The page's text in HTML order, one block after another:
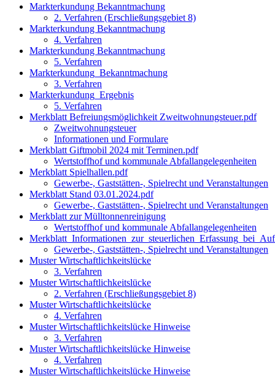
Markterkundung Bekanntmachung
2. Verfahren (Erschließungsgebiet 8)
Markterkundung Bekanntmachung
4. Verfahren
Markterkundung Bekanntmachung
5. Verfahren
Markterkundung_Bekanntmachung
3. Verfahren
Markterkundung_Ergebnis
5. Verfahren
Merkblatt Befreiungsmöglichkeit Zweitwohnungsteuer.pdf
Zweitwohnungsteuer
Informationen und Formulare
Merkblatt Giftmobil 2024 mit Terminen.pdf
Wertstoffhof und kommunale Abfallangelegenheiten
Merkblatt Spielhallen.pdf
Gewerbe-, Gaststätten-, Spielrecht und Veranstaltungen
Merkblatt Stand 03.01.2024.pdf
Gewerbe-, Gaststätten-, Spielrecht und Veranstaltungen
Merkblatt zur Mülltonnenreinigung
Wertstoffhof und kommunale Abfallangelegenheiten
Gewerbe-, Gaststätten-, Spielrecht und Veranstaltungen
Muster Wirtschaftlichkeitslücke
3. Verfahren
Muster Wirtschaftlichkeitslücke
2. Verfahren (Erschließungsgebiet 8)
Muster Wirtschaftlichkeitslücke
4. Verfahren
Muster Wirtschaftlichkeitslücke Hinweise
3. Verfahren
Muster Wirtschaftlichkeitslücke Hinweise
4. Verfahren
Muster Wirtschaftlichkeitslücke Hinweise